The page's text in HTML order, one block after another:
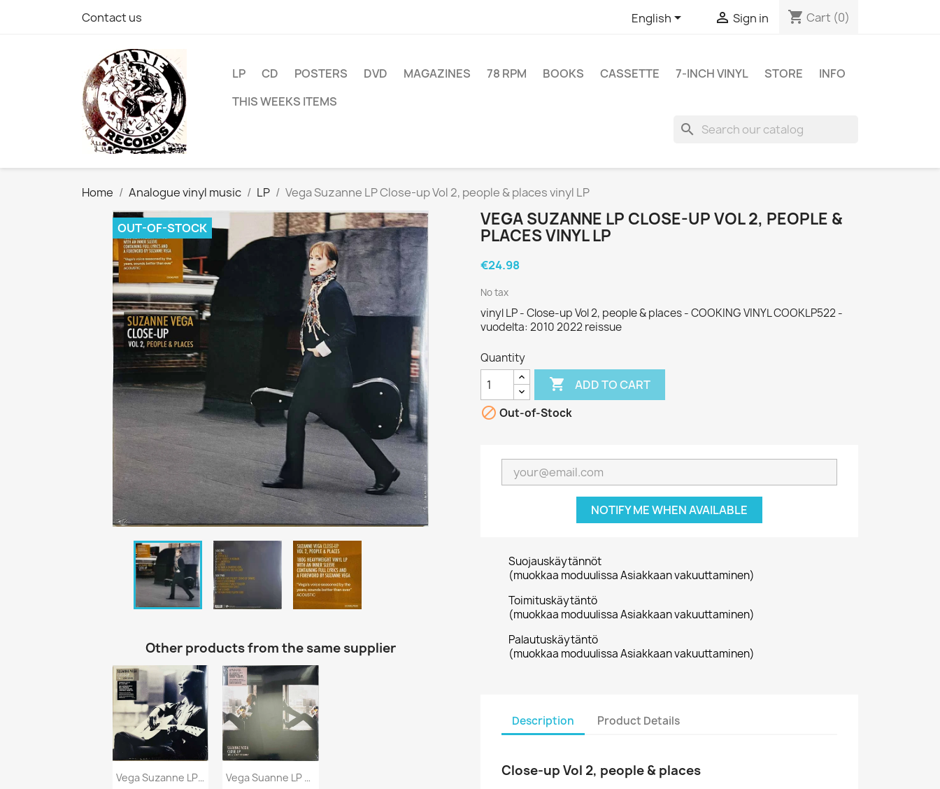
Contact us English  Sign in shopping_cart Cart (0)
LP CD POSTERS DVD MAGAZINES 78 RPM BOOKS CASSETTE 7-INCH VINYL STORE
INFO
THIS WEEKS ITEMS
search
Home Analogue vinyl music LP Vega Suzanne LP Close-up Vol 2, people & places vinyl LP
OUT-OF-STOCK
Other products from the same supplier
Vega Suzanne LP Close-Up Vol 1, Love Songs... Vega Suanne LP Close-Up Vol 4, Songs Of...
VEGA SUZANNE LP CLOSE-UP VOL 2, PEOPLE &
PLACES VINYL LP
€24.98
No tax
vinyl LP - Close-up Vol 2, people & places - COOKING VINYL COOKLP522 -
vuodelta: 2010 2022 reissue
Quantity
 ADD TO CART
 Out-of-Stock
NOTIFY ME WHEN AVAILABLE
Suojauskäytännöt
(muokkaa moduulissa Asiakkaan vakuuttaminen)
Toimituskäytäntö
(muokkaa moduulissa Asiakkaan vakuuttaminen)
Palautuskäytäntö
(muokkaa moduulissa Asiakkaan vakuuttaminen)
Description Product Details
Close-up Vol 2, people & places